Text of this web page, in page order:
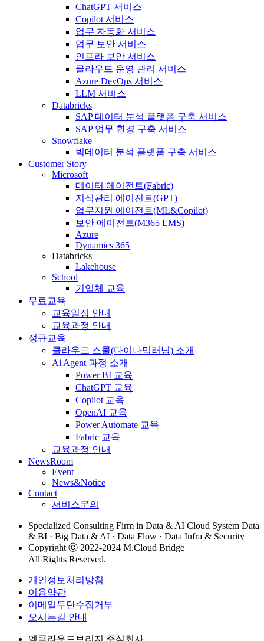
ChatGPT 서비스
Copilot 서비스
업무 자동화 서비스
업무 보안 서비스
인프라 보안 서비스
클라우드 운영 관리 서비스
Azure DevOps 서비스
LLM 서비스
Databricks
SAP 데이터 분석 플랫폼 구축 서비스
SAP 업무 환경 구축 서비스
Snowflake
빅데이터 분석 플랫폼 구축 서비스
Customer Story
Microsoft
데이터 에이전트(Fabric)
지식관리 에이전트(GPT)
업무지원 에이전트(ML&Copilot)
보안 에이전트(M365 EMS)
Azure
Dynamics 365
Databricks
Lakehouse
School
기업체 교육
무료교육
교육일정 안내
교육과정 안내
정규교육
클라우드 스쿨(다이나믹러닝) 소개
Ai Agent 과정 소개
Power BI 교육
ChatGPT 교육
Copilot 교육
OpenAI 교육
Power Automate 교육
Fabric 교육
교육과정 안내
NewsRoom
Event
News&Notice
Contact
서비스문의
Specialized Consulting Firm in Data & AI Cloud System Data
& BI · Big Data & AI · Data Flow · Data Infra & Security
Copyright ⓒ 2022-2024 M.Cloud Bridge
All Rights Reserved.
개인정보처리방침
이용약관
이메일무단수집거부
오시는길 안내
엠클라우드브리지 주식회사